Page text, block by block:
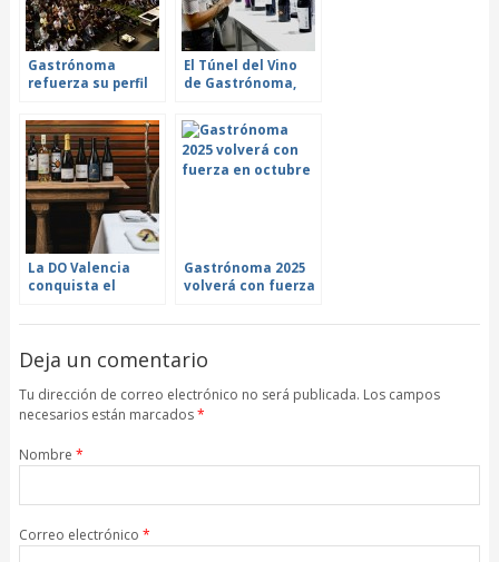
Gastrónoma
refuerza su perfil
traslada a lunes,
martes y
miércoles
El Túnel del Vino
de Gastrónoma,
sensorial entre
160 referencias
únicas
La DO Valencia
conquista el
Alimentos de
Gastrónoma 2025
volverá con fuerza
Deja un comentario
Tu dirección de correo electrónico no será publicada. Los campos
necesarios están marcados*
Nombre *
Correo electrónico *